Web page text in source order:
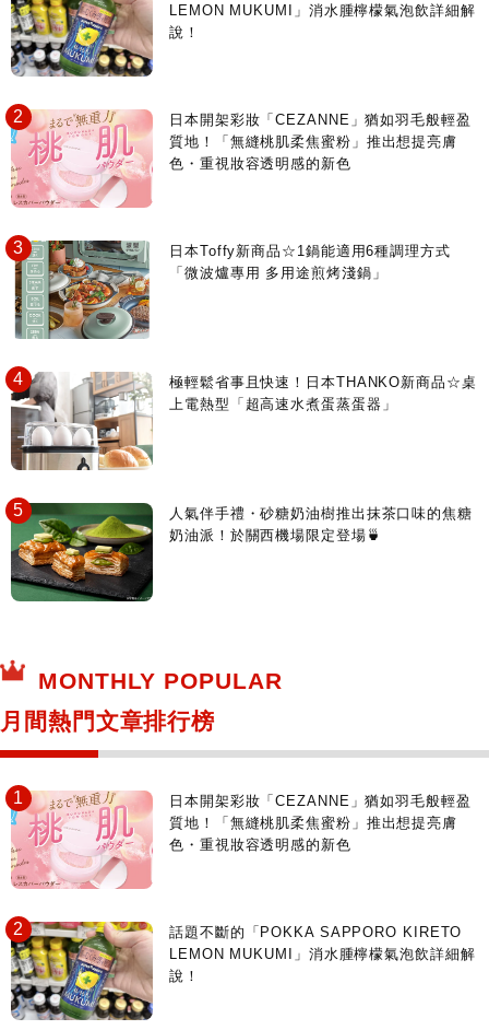
LEMON MUKUMI」消水腫檸檬氣泡飲詳細解
說！
日本開架彩妝「CEZANNE」猶如羽毛般輕盈
質地！「無縫桃肌柔焦蜜粉」推出想提亮膚
色・重視妝容透明感的新色
日本Toffy新商品☆1鍋能適用6種調理方式
「微波爐專用 多用途煎烤淺鍋」
極輕鬆省事且快速！日本THANKO新商品☆桌
上電熱型「超高速水煮蛋蒸蛋器」
人氣伴手禮・砂糖奶油樹推出抹茶口味的焦糖
奶油派！於關西機場限定登場🍵
MONTHLY POPULAR
月間熱門文章排行榜
日本開架彩妝「CEZANNE」猶如羽毛般輕盈
質地！「無縫桃肌柔焦蜜粉」推出想提亮膚
色・重視妝容透明感的新色
話題不斷的「POKKA SAPPORO KIRETO
LEMON MUKUMI」消水腫檸檬氣泡飲詳細解
說！